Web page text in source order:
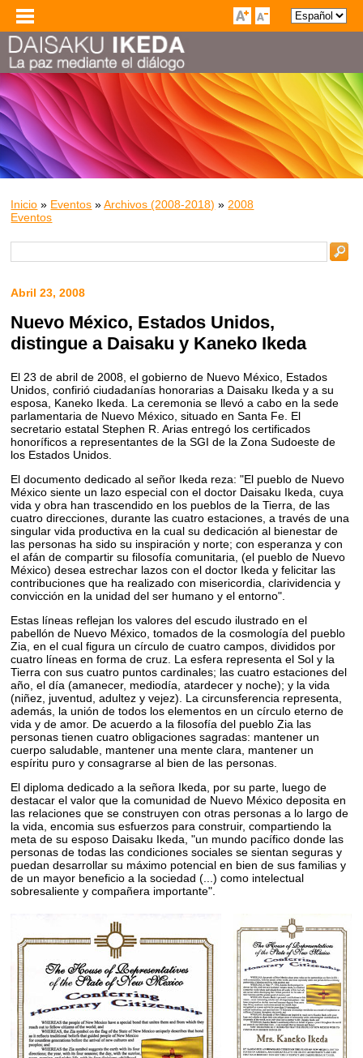
Inicio » Eventos »Archivos (2008-2018) » 2008
Eventos
Abril 23, 2008
Nuevo México, Estados Unidos,
distingue a Daisaku y Kaneko Ikeda
El 23 de abril de 2008, el gobierno de Nuevo México, Estados
Unidos, confirió ciudadanías honorarias a Daisaku Ikeda y a su
esposa, Kaneko Ikeda. La ceremonia se llevó a cabo en la sede
parlamentaria de Nuevo México, situado en Santa Fe. El
secretario estatal Stephen R. Arias entregó los certificados
honoríficos a representantes de la SGI de la Zona Sudoeste de
los Estados Unidos.
El documento dedicado al señor Ikeda reza: "El pueblo de Nuevo
México siente un lazo especial con el doctor Daisaku Ikeda, cuya
vida y obra han trascendido en los pueblos de la Tierra, de las
cuatro direcciones, durante las cuatro estaciones, a través de una
singular vida productiva en la cual su dedicación al bienestar de
las personas ha sido su inspiración y norte; con esperanza y con
el afán de compartir su filosofía comunitaria, (el pueblo de Nuevo
México) desea estrechar lazos con el doctor Ikeda y felicitar las
contribuciones que ha realizado con misericordia, clarividencia y
convicción en la unidad del ser humano y el entorno".
Estas líneas reflejan los valores del escudo ilustrado en el
pabellón de Nuevo México, tomados de la cosmología del pueblo
Zia, en el cual figura un círculo de cuatro campos, divididos por
cuatro líneas en forma de cruz. La esfera representa el Sol y la
Tierra con sus cuatro puntos cardinales; las cuatro estaciones del
año, el día (amanecer, mediodía, atardecer y noche); y la vida
(niñez, juventud, adultez y vejez). La circunsferencia representa,
además, la unión de todos los elementos en un círculo eterno de
vida y de amor. De acuerdo a la filosofía del pueblo Zia las
personas tienen cuatro obligaciones sagradas: mantener un
cuerpo saludable, mantener una mente clara, mantener un
espíritu puro y consagrarse al bien de las personas.
El diploma dedicado a la señora Ikeda, por su parte, luego de
destacar el valor que la comunidad de Nuevo México deposita en
las relaciones que se construyen con otras personas a lo largo de
la vida, encomia sus esfuerzos para construir, compartiendo la
meta de su esposo Daisaku Ikeda, "un mundo pacífico donde las
personas de todas las condiciones sociales se sientan seguras y
puedan desarrollar su máximo potencial en bien de sus familias y
de un mayor beneficio a la sociedad (...) como intelectual
sobresaliente y compañera importante".